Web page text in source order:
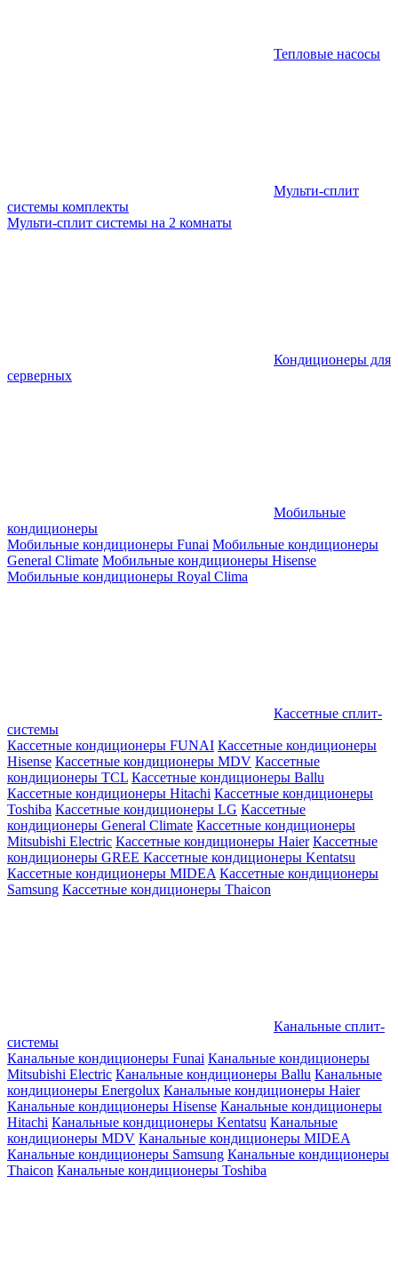
Тепловые насосы
Мульти-сплит
системы комплекты
Мульти-сплит системы на 2 комнаты
Кондиционеры для
серверных
Мобильные
кондиционеры
Мобильные кондиционеры Funai Мобильные кондиционеры
General Climate Мобильные кондиционеры Hisense
Мобильные кондиционеры Royal Clima
Кассетные сплит-
системы
Кассетные кондиционеры FUNAI Кассетные кондиционеры
Hisense Кассетные кондиционеры MDV Кассетные
кондиционеры TCL Кассетные кондиционеры Ballu
Кассетные кондиционеры Hitachi Кассетные кондиционеры
Toshiba Кассетные кондиционеры LG Кассетные
кондиционеры General Climate Кассетные кондиционеры
Mitsubishi Electric Кассетные кондиционеры Haier Кассетные
кондиционеры GREE Кассетные кондиционеры Kentatsu
Кассетные кондиционеры MIDEA Кассетные кондиционеры
Samsung Кассетные кондиционеры Thaicon
Канальные сплит-
системы
Канальные кондиционеры Funai Канальные кондиционеры
Mitsubishi Electric Канальные кондиционеры Ballu Канальные
кондиционеры Energolux Канальные кондиционеры Haier
Канальные кондиционеры Hisense Канальные кондиционеры
Hitachi Канальные кондиционеры Kentatsu Канальные
кондиционеры MDV Канальные кондиционеры MIDEA
Канальные кондиционеры Samsung Канальные кондиционеры
Thaicon Канальные кондиционеры Toshiba